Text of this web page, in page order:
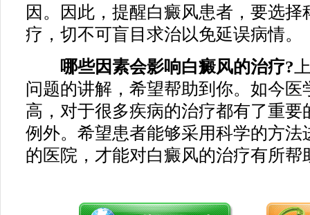
因。因此，提醒白癜风患者，要选
疗，切不可盲目求治以免延误病情。
哪些因素会影响白癜风的治疗?
问题的讲解，希望帮助到你。如今医
高，对于很多疾病的治疗都有了重要
例外。希望患者能够采用科学的方法
的医院，才能对白癜风的治疗有所帮